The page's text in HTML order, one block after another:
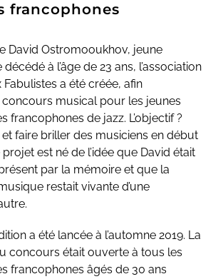
francophones
David Ostromooukhov, jeune
à l’âge de 23 ans, l’association
a été créée, afin
concours musical pour les jeunes
francophones de jazz. L’objectif ?
faire briller des musiciens en début
est né de l’idée que David était
par la mémoire et que la
restait vivante d’une
a été lancée à l’automne 2019. La
concours était ouverte à tous les
francophones âgés de 30 ans